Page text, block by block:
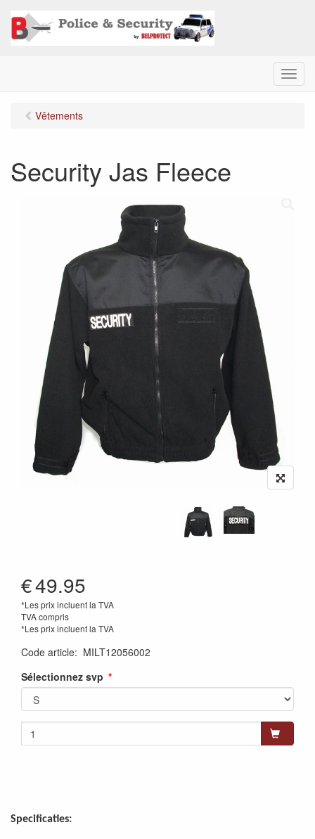
M
e
Vêtements
Security Jas Fleece
€49.95
*Les prix incluent la TVA
TVA compris
*Les prix incluent la TVA
Code article: MILT12056002
Sélectionnez svp
Specificaties: